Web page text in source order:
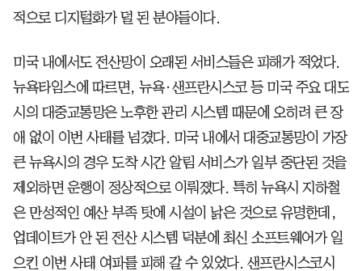
적으로 디지털화가 덜 된 분야들이다.
미국 내에서도 전산망이 오래된 서비스들은 피해가 적었다.
뉴욕타임스에 따르면, 뉴욕·샌프란시스코 등 미국 주요 대도
시의 대중교통망은 노후한 관리 시스템 때문에 오히려 큰 장
애 없이 이번 사태를 넘겼다. 미국 내에서 대중교통망이 가장
큰 뉴욕시의 경우 도착 시간 알림 서비스가 일부 중단된 것을
제외하면 운행이 정상적으로 이뤄졌다. 특히 뉴욕시 지하철
은 만성적인 예산 부족 탓에 시설이 낡은 것으로 유명한데,
업데이트가 안 된 전산 시스템 덕분에 최신 소프트웨어가 일
으킨 이번 사태 여파를 피해 갈 수 있었다. 샌프란시스코시